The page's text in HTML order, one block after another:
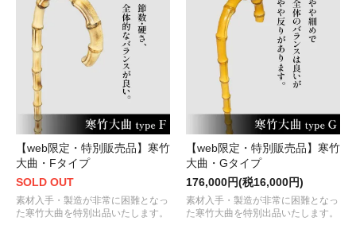
【web限定・特別販売品】寒竹
大曲・Fタイプ
SOLD OUT
素材入手・製造が非常に困難となっ
た寒竹大曲を特別出品いたします。
【web限定・特別販売品】寒竹
大曲・Gタイプ
176,000円(税16,000円)
素材入手・製造が非常に困難となっ
た寒竹大曲を特別出品いたします。